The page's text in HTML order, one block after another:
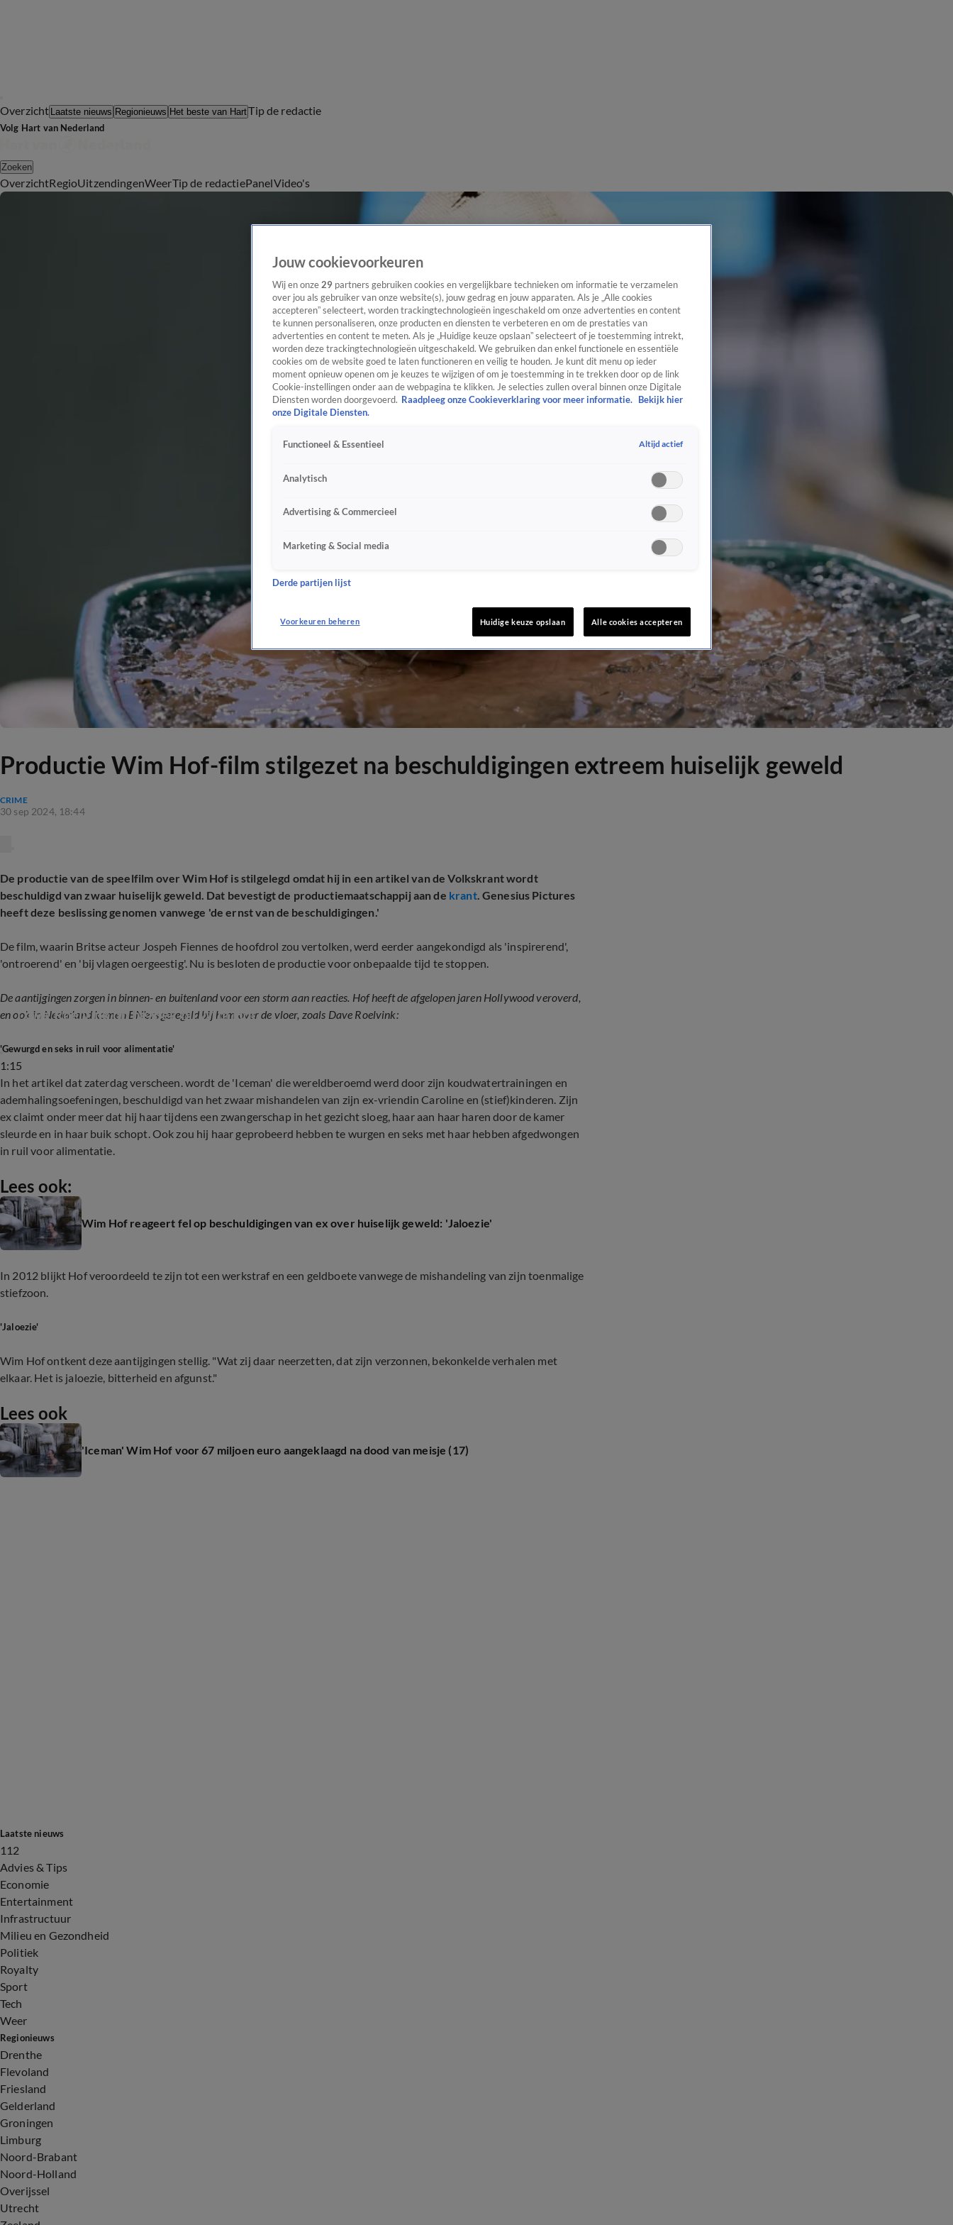
Overzicht Laatste nieuws Regionieuws Het beste van HartTip de redactie
Volg Hart van Nederland
Zoeken
OverzichtRegioUitzendingenWeerTip de redactiePanelVideo's
Productie Wim Hof-film stilgezet na beschuldigingen extreem huiselijk geweld
CRIME
30 sep 2024, 18:44
De productie van de speelfilm over Wim Hof is stilgelegd omdat hij in een artikel van de Volkskrant wordt
beschuldigd van zwaar huiselijk geweld. Dat bevestigt de productiemaatschappij aan de krant. Genesius Pictures
heeft deze beslissing genomen vanwege 'de ernst van de beschuldigingen.'
De film, waarin Britse acteur Jospeh Fiennes de hoofdrol zou vertolken, werd eerder aangekondigd als 'inspirerend',
'ontroerend' en 'bij vlagen oergeestig'. Nu is besloten de productie voor onbepaalde tijd te stoppen.
De aantijgingen zorgen in binnen- en buitenland voor een storm aan reacties. Hof heeft de afgelopen jaren Hollywood veroverd,
en ook in Nederland komen BN'ers geregeld bij hem over de vloer, zoals Dave Roelvink:
1:15
Dave Roelvink op bezoek bij Wim Hof
'Gewurgd en seks in ruil voor alimentatie'
In het artikel dat zaterdag verscheen. wordt de 'Iceman' die wereldberoemd werd door zijn koudwatertrainingen en
ademhalingsoefeningen, beschuldigd van het zwaar mishandelen van zijn ex-vriendin Caroline en (stief)kinderen. Zijn
ex claimt onder meer dat hij haar tijdens een zwangerschap in het gezicht sloeg, haar aan haar haren door de kamer
sleurde en in haar buik schopt. Ook zou hij haar geprobeerd hebben te wurgen en seks met haar hebben afgedwongen
in ruil voor alimentatie.
Lees ook:
Wim Hof reageert fel op beschuldigingen van ex over huiselijk geweld: 'Jaloezie'
In 2012 blijkt Hof veroordeeld te zijn tot een werkstraf en een geldboete vanwege de mishandeling van zijn toenmalige
stiefzoon.
'Jaloezie'
Wim Hof ontkent deze aantijgingen stellig. "Wat zij daar neerzetten, dat zijn verzonnen, bekonkelde verhalen met
elkaar. Het is jaloezie, bitterheid en afgunst."
Lees ook
'Iceman' Wim Hof voor 67 miljoen euro aangeklaagd na dood van meisje (17)
Laatste nieuws
112
Advies & Tips
Economie
Entertainment
Infrastructuur
Milieu en Gezondheid
Politiek
Royalty
Sport
Tech
Weer
Regionieuws
Drenthe
Flevoland
Friesland
Gelderland
Groningen
Limburg
Noord-Brabant
Noord-Holland
Overijssel
Utrecht
Jouw cookievoorkeuren
Wij en onze 29 partners gebruiken cookies en vergelijkbare technieken om informatie te verzamelen
over jou als gebruiker van onze website(s), jouw gedrag en jouw apparaten. Als je „Alle cookies
accepteren” selecteert, worden trackingtechnologieën ingeschakeld om onze advertenties en content
te kunnen personaliseren, onze producten en diensten te verbeteren en om de prestaties van
advertenties en content te meten. Als je „Huidige keuze opslaan” selecteert of je toestemming intrekt,
worden deze trackingtechnologieën uitgeschakeld. We gebruiken dan enkel functionele en essentiële
cookies om de website goed te laten functioneren en veilig te houden. Je kunt dit menu op ieder
moment opnieuw openen om je keuzes te wijzigen of om je toestemming in te trekken door op de link
Cookie-instellingen onder aan de webpagina te klikken. Je selecties zullen overal binnen onze Digitale
Diensten worden doorgevoerd. Raadpleeg onze Cookieverklaring voor meer informatie.
Bekijk hier
onze Digitale Diensten.
Functioneel & Essentieel Altijd actief
Analytisch
Advertising & Commercieel
Marketing & Social media
Derde partijen lijst
Voorkeuren beheren Huidige keuze opslaan Alle cookies accepteren